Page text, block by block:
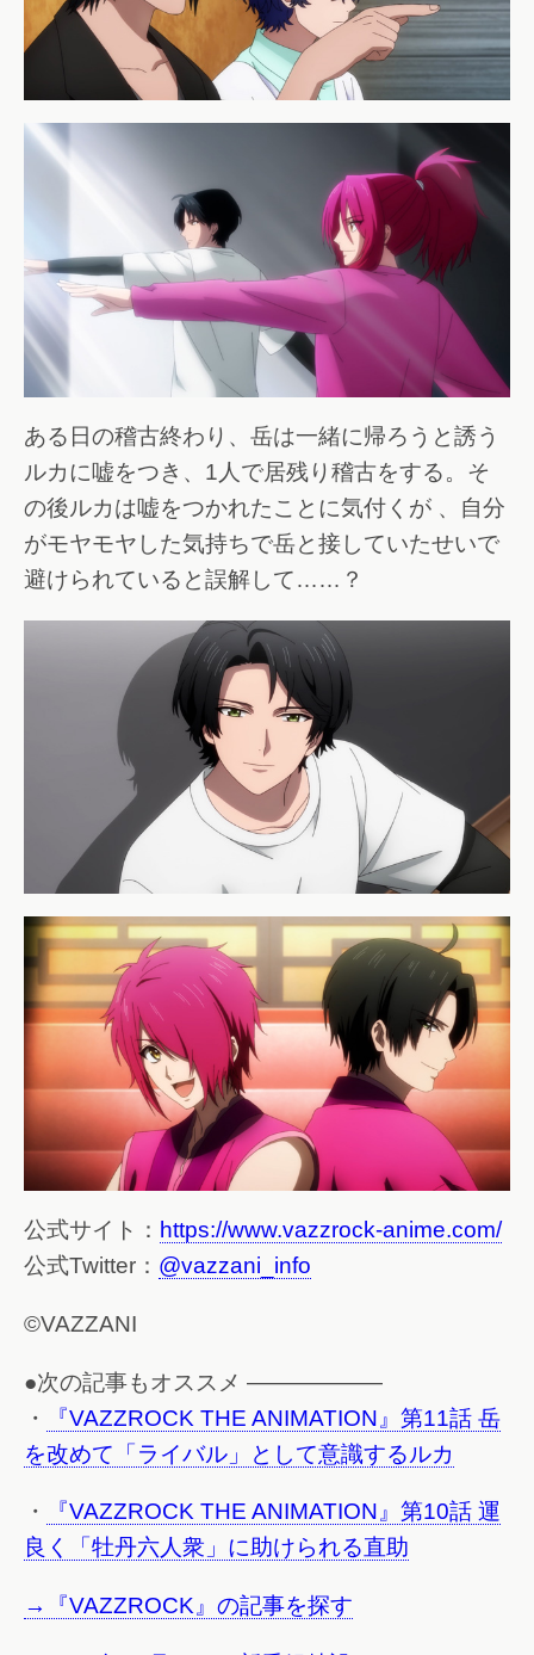
ある日の稽古終わり、岳は一緒に帰ろうと誘う
ルカに嘘をつき、1人で居残り稽古をする。そ
の後ルカは嘘をつかれたことに気付くが 、自分
がモヤモヤした気持ちで岳と接していたせいで
避けられていると誤解して……？
公式サイト： https://www.vazzrock-anime.com/
公式Twitter： @vazzani_info
©VAZZANI
●次の記事もオススメ ——————
・
『VAZZROCK THE ANIMATION』第11話 岳
を改めて「ライバル」として意識するルカ
・
『VAZZROCK THE ANIMATION』第10話 運
良く「牡丹六人衆」に助けられる直助
→『VAZZROCK』の記事を探す